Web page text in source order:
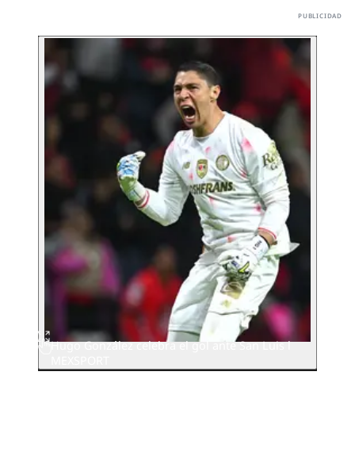
Hugo González celebra el gol ante San Luis l